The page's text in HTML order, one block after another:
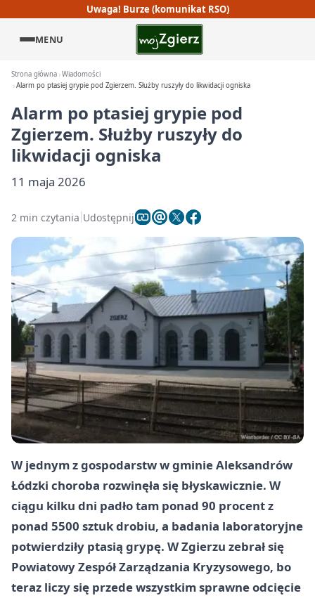
Uwaga! Burze (komunikat RSO)
MENU
Strona główna Wiadomości
Alarm po ptasiej grypie pod Zgierzem. Służby ruszyły do likwidacji ogniska
Alarm po ptasiej grypie pod
Zgierzem. Służby ruszyły do
likwidacji ogniska
11 maja 2026
2 min czytania Udostępnij
W jednym z gospodarstw w gminie Aleksandrów
Łódzki choroba rozwinęła się błyskawicznie. W
ciągu kilku dni padło tam ponad 90 procent z
ponad 5500 sztuk drobiu, a badania laboratoryjne
potwierdziły ptasią grypę. W Zgierzu zebrał się
Powiatowy Zespół Zarządzania Kryzysowego, bo
teraz liczy się przede wszystkim sprawne odcięcie